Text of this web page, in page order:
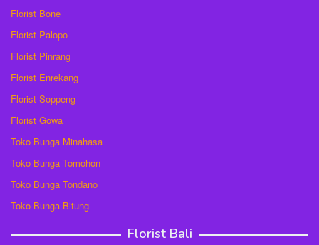
Florist Bone
Florist Palopo
Florist Pinrang
Florist Enrekang
Florist Soppeng
Florist Gowa
Toko Bunga Minahasa
Toko Bunga Tomohon
Toko Bunga Tondano
Toko Bunga Bitung
Florist Bali